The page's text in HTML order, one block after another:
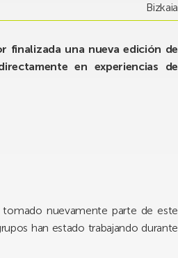
Bizkaia
finalizada una nueva edición de
en experiencias de
nuevamente parte de este
han estado trabajando durante